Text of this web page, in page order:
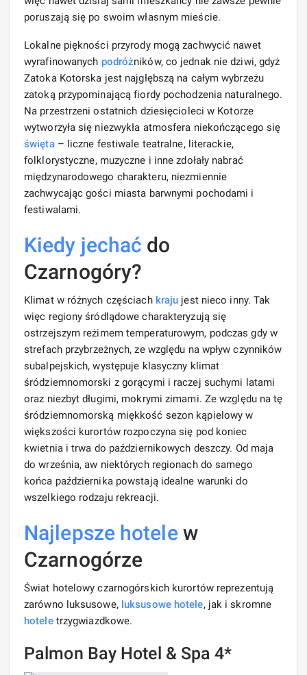
poruszają się po swoim własnym mieście.
Lokalne piękności przyrody mogą zachwycić nawet
wyrafinowanych podróżników, co jednak nie dziwi, gdyż
Zatoka Kotorska jest najgłębszą na całym wybrzeżu
zatoką przypominającą fiordy pochodzenia naturalnego.
Na przestrzeni ostatnich dziesięcioleci w Kotorze
wytworzyła się niezwykła atmosfera niekończącego się
święta– liczne festiwale teatralne, literackie,
folklorystyczne, muzyczne i inne zdołały nabrać
międzynarodowego charakteru, niezmiennie
zachwycając gości miasta barwnymi pochodami i
festiwalami.
Kiedy jechać do
Czarnogóry?
Klimat w różnych częściach kraju jest nieco inny. Tak
więc regiony śródlądowe charakteryzują się
ostrzejszym reżimem temperaturowym, podczas gdy w
strefach przybrzeżnych, ze względu na wpływ czynników
subalpejskich, występuje klasyczny klimat
śródziemnomorski z gorącymi i raczej suchymi latami
oraz niezbyt długimi, mokrymi zimami. Ze względu na tę
śródziemnomorską miękkość sezon kąpielowy w
większości kurortów rozpoczyna się pod koniec
kwietnia i trwa do październikowych deszczy. Od maja
do września, aw niektórych regionach do samego
końca października powstają idealne warunki do
wszelkiego rodzaju rekreacji.
Najlepsze hotelew
Czarnogórze
Świat hotelowy czarnogórskich kurortów reprezentują
zarówno luksusowe, luksusowe hotele, jak i skromne
hoteletrzygwiazdkowe.
Palmon Bay Hotel & Spa 4*